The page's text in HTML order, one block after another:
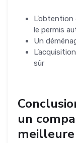
L’obtention
le permis
Un
sûr
un